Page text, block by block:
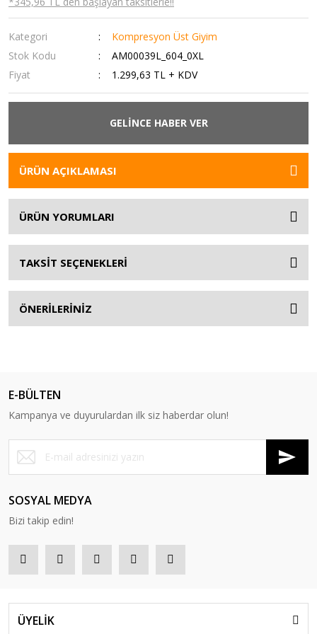
Kategori
Kompresyon Üst Giyim
Stok Kodu
AM00039L_604_0XL
Fiyat
1.299,63 TL + KDV
GELİNCE HABER VER
ÜRÜN AÇIKLAMASI
ÜRÜN YORUMLARI
TAKSİT SEÇENEKLERİ
ÖNERİLERİNİZ
E-BÜLTEN
Kampanya ve duyurulardan ilk siz haberdar olun!
SOSYAL MEDYA
Bizi takip edin!
ÜYELİK